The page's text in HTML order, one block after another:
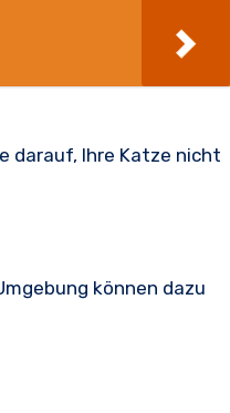
darauf, Ihre Katze nicht
können dazu